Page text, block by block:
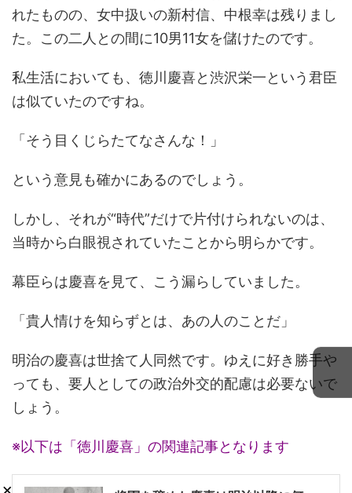
れたものの、女中扱いの新村信、中根幸は残りまし
た。この二人との間に10男11女を儲けたのです。
私生活においても、徳川慶喜と渋沢栄一という君臣
は似ていたのですね。
「そう目くじらたてなさんな！」
という意見も確かにあるのでしょう。
しかし、それが“時代”だけで片付けられないのは、
当時から白眼視されていたことから明らかです。
幕臣らは慶喜を見て、こう漏らしていました。
「貴人情けを知らずとは、あの人のことだ」
明治の慶喜は世捨て人同然です。ゆえに好き勝手や
っても、要人としての政治外交的配慮は必要ないで
しょう。
※以下は「徳川慶喜」の関連記事となります